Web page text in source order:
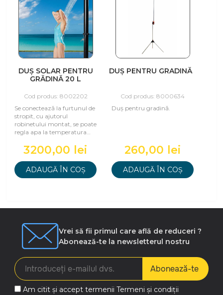
DUȘ SOLAR PENTRU
GRĂDINĂ 20 L
Cod produs: 8002202
Se conectează la furtunul de
stropit, cu ajutorul
robinetului montat, se poate
regla apa la temperatura
3200,00 lei
ADAUGĂ ÎN COȘ
DUȘ PENTRU GRADINĂ
Cod produs: 8000634
Duș pentru gradină.
260,00 lei
ADAUGĂ ÎN COȘ
Vrei să fii primul care află de reduceri ?
Abonează-te la newsletterul nostru
Abonează-te
Am citit și accept termenii Termeni și condiții